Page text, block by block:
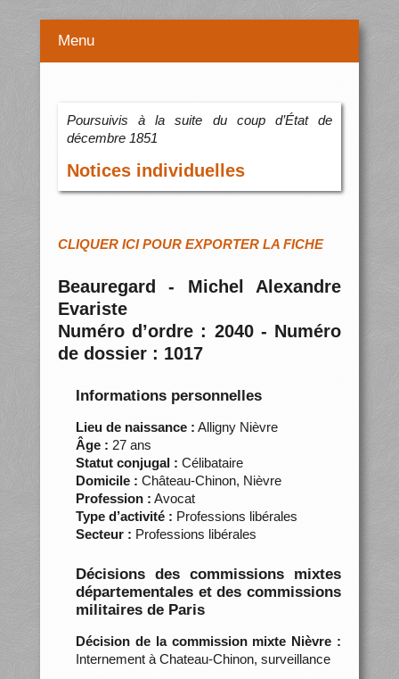
Menu
Poursuivis à la suite du coup d’État de
décembre 1851
Notices individuelles
CLIQUER ICI POUR EXPORTER LA FICHE
Beauregard - Michel Alexandre
Evariste
Numéro d’ordre : 2040 - Numéro
de dossier : 1017
Informations personnelles
Lieu de naissance : Alligny Nièvre
Âge : 27 ans
Statut conjugal : Célibataire
Domicile : Château-Chinon, Nièvre
Profession : Avocat
Type d’activité : Professions libérales
Secteur : Professions libérales
Décisions des commissions mixtes
départementales et des commissions
militaires de Paris
Décision de la commission mixte Nièvre :
Internement à Chateau-Chinon, surveillance